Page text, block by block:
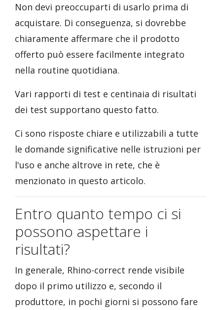
Non devi preoccuparti di usarlo prima di
acquistare. Di conseguenza, si dovrebbe
chiaramente affermare che il prodotto
offerto può essere facilmente integrato
nella routine quotidiana.
Vari rapporti di test e centinaia di risultati
dei test supportano questo fatto.
Ci sono risposte chiare e utilizzabili a tutte
le domande significative nelle istruzioni per
l'uso e anche altrove in rete, che è
menzionato in questo articolo.
Entro quanto tempo ci si
possono aspettare i
risultati?
In generale, Rhino-correct rende visibile
dopo il primo utilizzo e, secondo il
produttore, in pochi giorni si possono fare